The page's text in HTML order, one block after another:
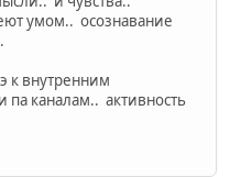
умом.. осознавание
к внутренним
каналам.. активность